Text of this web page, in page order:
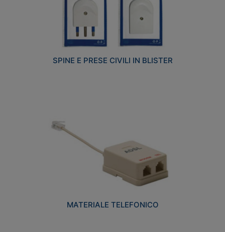
SPINE E PRESE CIVILI IN BLISTER
MATERIALE TELEFONICO